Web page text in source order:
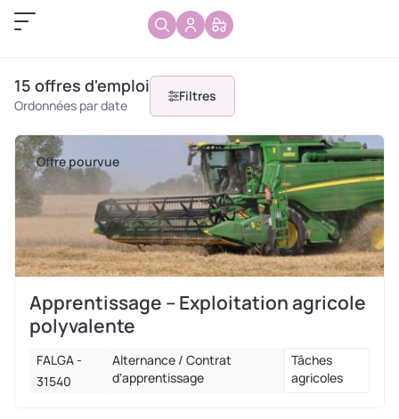
15 offres d'emploi
Ordonnées par date
Filtres
Offre pourvue
Apprentissage – Exploitation agricole
polyvalente
FALGA -
31540
Alternance / Contrat
d'apprentissage
Tâches
agricoles